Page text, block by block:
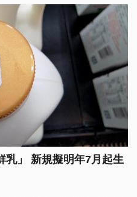
乳」 新規擬明年7月起生